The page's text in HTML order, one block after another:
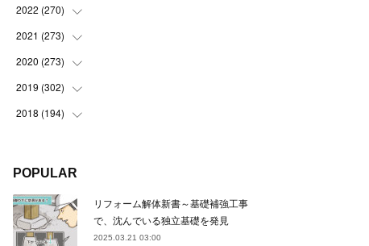
(21
(22
(23
(22
(23
(24
(22)
(22 )
(22
(23
(23
(21
(24
(21)
(24)
2022 (270)
(23
(23
(22
(23
(23)
(22)
2021 (273)
(24
(23
(22
(23)
(22)
2020 (273)
(24
(22
(24)
(24)
2019 (302)
(23
(21)
(27)
2018 (194)
(32
(36)
POPULAR
リフォーム解体新書～基礎補強工事
で、沈んでいる独立基礎を発見
2025.03.21 03:00